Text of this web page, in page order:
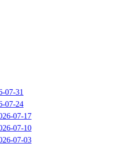
07-31
07-24
07-17
07-10
07-03